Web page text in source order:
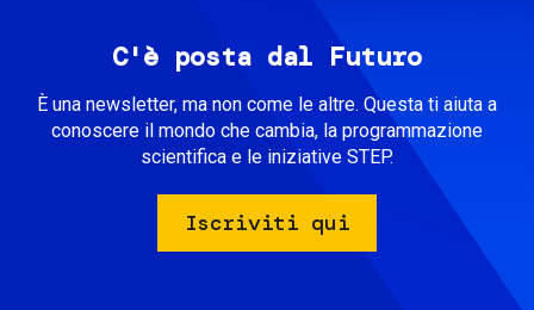
C'è posta dal Futuro
È una newsletter, ma non come le altre. Questa ti aiuta a
conoscere il mondo che cambia, la programmazione
scientifica e le iniziative STEP.
Iscriviti qui